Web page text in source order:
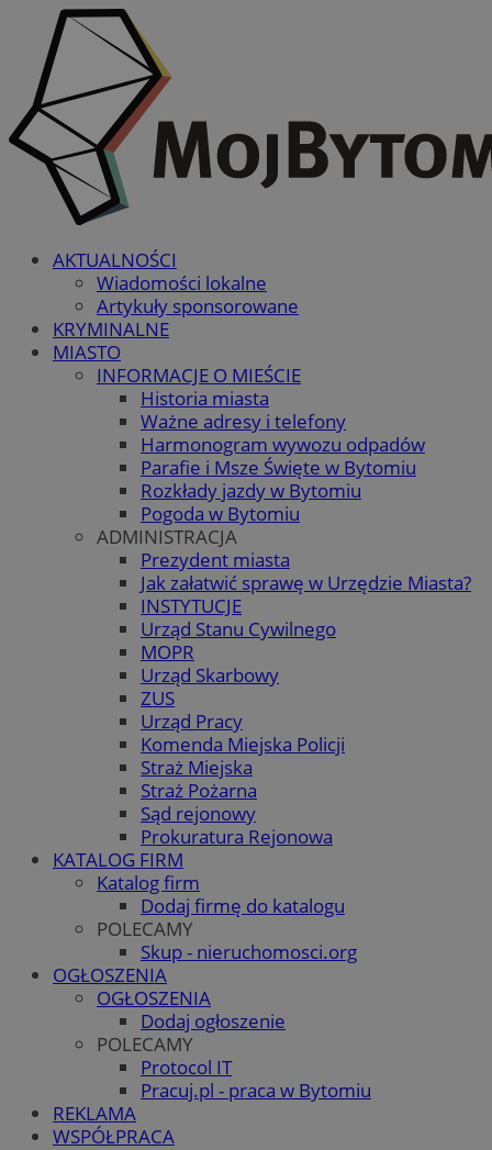
AKTUALNOŚCI
Wiadomości lokalne
Artykuły sponsorowane
KRYMINALNE
MIASTO
INFORMACJE O MIEŚCIE
Historia miasta
Ważne adresy i telefony
Harmonogram wywozu odpadów
Parafie i Msze Święte w Bytomiu
Rozkłady jazdy w Bytomiu
Pogoda w Bytomiu
ADMINISTRACJA
Prezydent miasta
Jak załatwić sprawę w Urzędzie Miasta?
INSTYTUCJE
Urząd Stanu Cywilnego
MOPR
Urząd Skarbowy
ZUS
Urząd Pracy
Komenda Miejska Policji
Straż Miejska
Straż Pożarna
Sąd rejonowy
Prokuratura Rejonowa
KATALOG FIRM
Katalog firm
Dodaj firmę do katalogu
POLECAMY
Skup - nieruchomosci.org
OGŁOSZENIA
OGŁOSZENIA
Dodaj ogłoszenie
POLECAMY
Protocol IT
Pracuj.pl - praca w Bytomiu
REKLAMA
WSPÓŁPRACA